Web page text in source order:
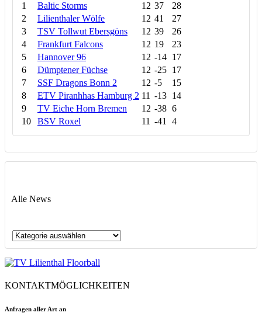
1
Baltic Storms 12 37
28
2
Lilienthaler Wölfe 12 41
27
3
TSV Tollwut Ebersgöns 12 39
26
4
Frankfurt Falcons 12 19
23
5
Hannover 96 12 -14 17
6
Dümptener Füchse 12 -25 17
7
SSF Dragons Bonn 2 12 -5
15
8
ETV Piranhhas Hamburg 2 11 -13 14
9
TV Eiche Horn Bremen 12 -38 6
10
BSV Roxel 11 -41 4
Alle News
Alle
KONTAKTMÖGLICHKEITEN
Anfragen aller Art an